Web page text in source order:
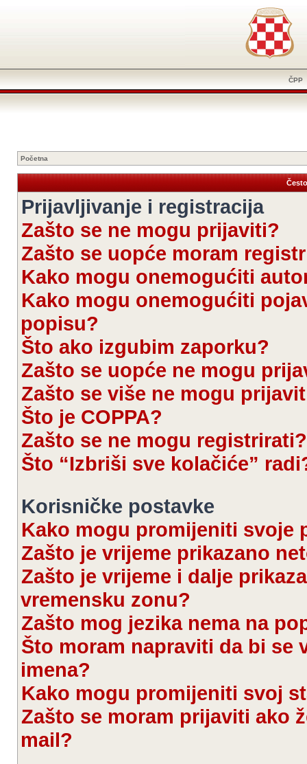
ČPP
Početna
Prijavljivanje i registracija
Zašto se ne mogu prijaviti?
Zašto se uopće moram
Kako mogu onemogućiti
Kako mogu onemogućiti
popisu?
Što ako izgubim zaporku?
Zašto se uopće ne mogu
Zašto se više ne mogu
Što je COPPA?
Zašto se ne mogu registrirati?
Što “Izbriši sve kolačiće”
Korisničke postavke
Kako mogu promijeniti svoje
Zašto je vrijeme prikazano
Zašto je vrijeme i dalje
vremensku zonu?
Zašto mog jezika nema na
Što moram napraviti da bi
imena?
Kako mogu promijeniti svoj
Zašto se moram prijaviti ako
mail?